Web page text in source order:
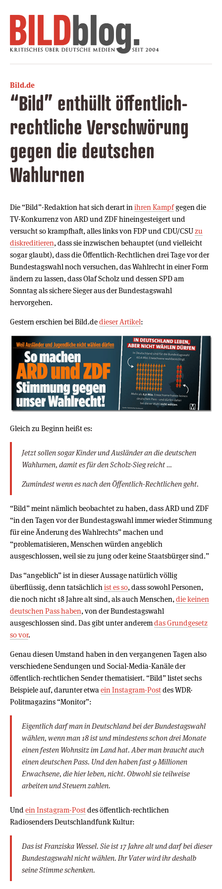
Bild.de
“Bild” enthüllt öffentlich-
rechtliche Verschwörung
gegen die deutschen
Wahlurnen
Die “Bild”-Redaktion hat sich derart in ihren Kampfgegen die
TV-Konkurrenz von ARD und ZDF hineingesteigert und
versucht so krampfhaft, alles links von FDP und CDU/CSU zu
diskreditieren, dass sie inzwischen behauptet (und vielleicht
sogar glaubt), dass die Öffentlich-Rechtlichen drei Tage vor der
Bundestagswahl noch versuchen, das Wahlrecht in einer Form
ändern zu lassen, dass Olaf Scholz und dessen SPD am
Sonntag als sichere Sieger aus der Bundestagswahl
hervorgehen.
Gestern erschien bei Bild.dedieser Artikel:
Gleich zu Beginn heißt es:
Jetzt sollen sogar Kinder und Ausländer an die deutschen
Wahlurnen, damit es für den Scholz-Sieg reicht …
Zumindest wenn es nach den Öffentlich-Rechtlichen geht.
“Bild” meint nämlich beobachtet zu haben, dass ARD und ZDF
“in den Tagen vor der Bundestagswahl immer wieder Stimmung
für eine Änderung des Wahlrechts” machen und
“problematisieren, Menschen würden angeblich
ausgeschlossen, weil sie zu jung oder keine Staatsbürger sind.”
Das “angeblich” ist in dieser Aussage natürlich völlig
überflüssig, denn tatsächlich ist es so, dass sowohl Personen,
die noch nicht 18 Jahre alt sind, als auch Menschen, die keinen
deutschen Pass haben, von der Bundestagswahl
ausgeschlossen sind. Das gibt unter anderemdas Grundgesetz
so vor.
Genau diesen Umstand haben in den vergangenen Tagen also
verschiedene Sendungen und Social-Media-Kanäle der
öffentlich-rechtlichen Sender thematisiert. “Bild” listet sechs
Beispiele auf, darunter etwa ein Instagram-Postdes WDR-
Politmagazins “Monitor”:
Eigentlich darf man in Deutschland bei der Bundestagswahl
wählen, wenn man 18 ist und mindestens schon drei Monate
einen festen Wohnsitz im Land hat. Aber man braucht auch
einen deutschen Pass. Und den haben fast 9 Millionen
Erwachsene, die hier leben, nicht. Obwohl sie teilweise
arbeiten und Steuern zahlen.
Und ein Instagram-Postdes öffentlich-rechtlichen
Radiosenders Deutschlandfunk Kultur:
Das ist Franziska Wessel. Sie ist 17 Jahre alt und darf bei dieser
Bundestagswahl nicht wählen. Ihr Vater wird ihr deshalb
seine Stimme schenken.